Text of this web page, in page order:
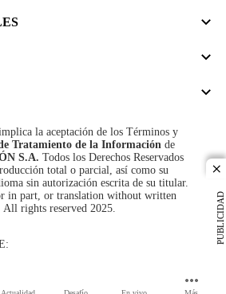
PUBLICIDAD
la aceptación de los Términos y
Tratamiento de la Información de
S.A. Todos los Derechos Reservados
total o parcial, así como su
sin autorización escrita de su titular.
in part, or translation without written
rights reserved 2025.